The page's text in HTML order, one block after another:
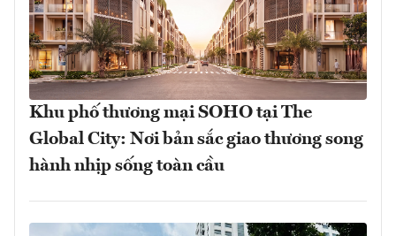
Khu phố thương mại SOHO tại The
Global City: Nơi bản sắc giao thương song
hành nhịp sống toàn cầu